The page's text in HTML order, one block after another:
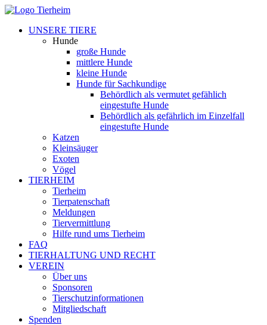
UNSERE TIERE
Hunde
große Hunde
mittlere Hunde
kleine Hunde
Hunde für Sachkundige
Behördlich als vermutet gefählich
eingestufte Hunde
Behördlich als gefährlich im Einzelfall
eingestufte Hunde
Katzen
Kleinsäuger
Exoten
Vögel
TIERHEIM
Tierheim
Tierpatenschaft
Meldungen
Tiervermittlung
Hilfe rund ums Tierheim
FAQ
TIERHALTUNG UND RECHT
VEREIN
Über uns
Sponsoren
Tierschutzinformationen
Mitgliedschaft
Spenden